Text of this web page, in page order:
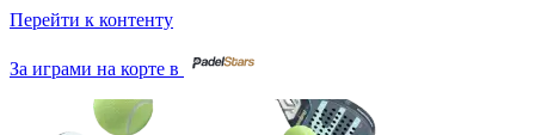
Перейти к контенту
За играми на корте в